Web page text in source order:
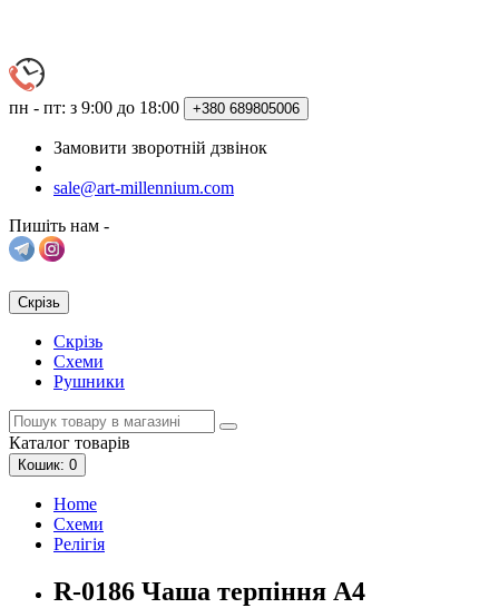
пн - пт: з 9:00 до 18:00 +380 689805006
Замовити зворотній дзвінок
sale@art-millennium.com
Пишіть нам -
Скрізь
Скрізь
Схеми
Рушники
Каталог товарів
Кошик: 0
Home
Схеми
Релігія
R-0186 Чаша терпіння А4